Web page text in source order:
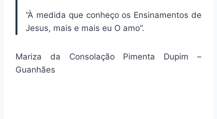
“À medida que conheço os Ensinamentos de
Jesus, mais e mais eu O amo”.
Mariza da Consolação Pimenta Dupim –
Guanhães